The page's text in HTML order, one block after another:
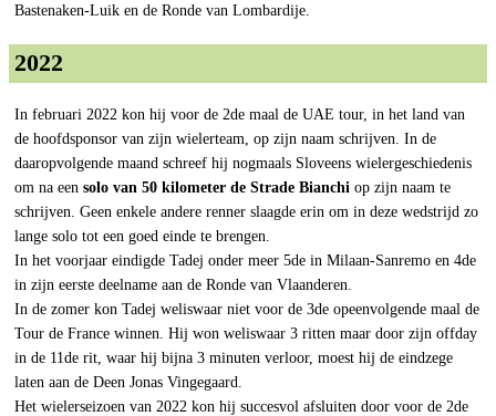
Bastenaken-Luik en de Ronde van Lombardije.
2022
In februari 2022 kon hij voor de 2de maal de UAE tour, in het land van
de hoofdsponsor van zijn wielerteam, op zijn naam schrijven. In de
daaropvolgende maand schreef hij nogmaals Sloveens wielergeschiedenis
om na een solo van 50 kilometer de Strade Bianchi op zijn naam te
schrijven. Geen enkele andere renner slaagde erin om in deze wedstrijd zo
lange solo tot een goed einde te brengen.
In het voorjaar eindigde Tadej onder meer 5de in Milaan-Sanremo en 4de
in zijn eerste deelname aan de Ronde van Vlaanderen.
In de zomer kon Tadej weliswaar niet voor de 3de opeenvolgende maal de
Tour de France winnen. Hij won weliswaar 3 ritten maar door zijn offday
in de 11de rit, waar hij bijna 3 minuten verloor, moest hij de eindzege
laten aan de Deen Jonas Vingegaard.
Het wielerseizoen van 2022 kon hij succesvol afsluiten door voor de 2de